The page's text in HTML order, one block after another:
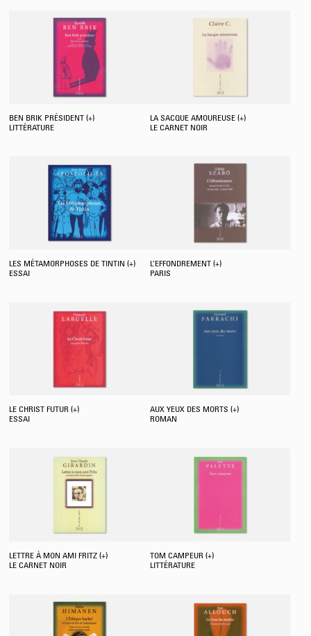
BEN BRIK PRÉSIDENT (+)
LITTÉRATURE
LA SACQUE AMOUREUSE (+)
LE CARNET NOIR
LES MÉTAMORPHOSES DE TINTIN (+)
ESSAI
L’EFFONDREMENT (+)
PARIS
LE CHRIST FUTUR (+)
ESSAI
AUX YEUX DES MORTS (+)
ROMAN
LETTRE À MON AMI FRITZ (+)
LE CARNET NOIR
TOM CAMPEUR (+)
LITTÉRATURE